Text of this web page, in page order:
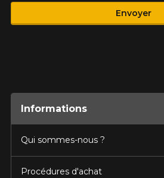
Produit
Envoyer
Informations
Qui sommes-nous ?
Procédures d'achat